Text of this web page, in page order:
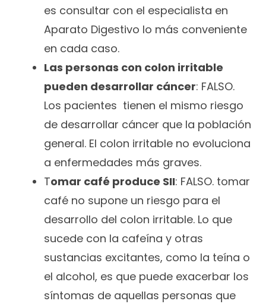
es consultar con el especialista en
Aparato Digestivo lo más conveniente
en cada caso.
Las personas con colon irritable
pueden desarrollar cáncer: FALSO.
Los pacientes tienen el mismo riesgo
de desarrollar cáncer que la población
general. El colon irritable no evoluciona
a enfermedades más graves.
Tomar café produce SII: FALSO. tomar
café no supone un riesgo para el
desarrollo del colon irritable. Lo que
sucede con la cafeína y otras
sustancias excitantes, como la teína o
el alcohol, es que puede exacerbar los
síntomas de aquellas personas que